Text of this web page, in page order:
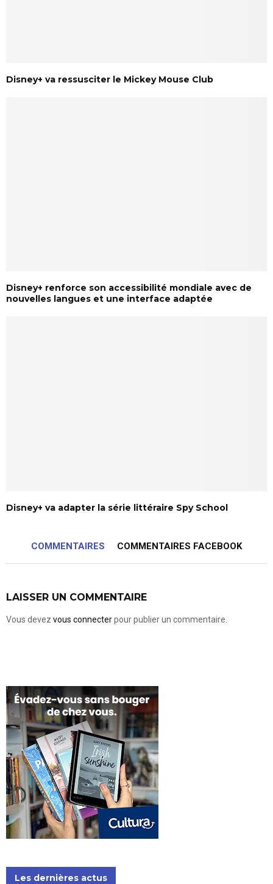
Disney+ va ressusciter le Mickey Mouse Club
Disney+ renforce son accessibilité mondiale avec de
nouvelles langues et une interface adaptée
Disney+ va adapter la série littéraire Spy School
COMMENTAIRES COMMENTAIRES FACEBOOK
LAISSER UN COMMENTAIRE
Vous devez vous connecterpour publier un commentaire.
Les dernières actus